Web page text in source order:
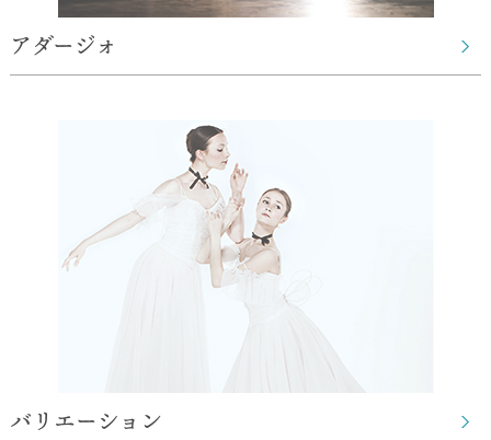
アダージォ
バリエーション